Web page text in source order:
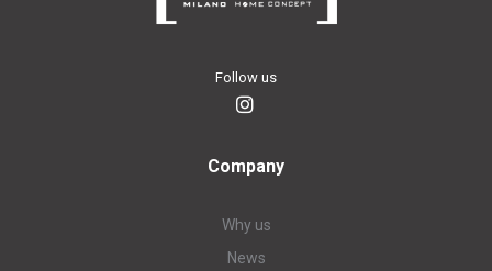
Follow us
Company
Why us
News